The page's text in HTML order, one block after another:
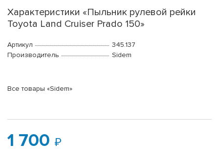
Характеристики «Пыльник рулевой рейки
Toyota Land Cruiser Prado 150»
Артикул
345.137
Производитель
Sidem
Все товары «Sidem»
1 700